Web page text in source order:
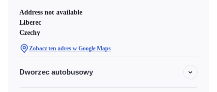
Address not available
Liberec
Czechy
Zobacz ten adres w Google Maps
Dworzec autobusowy